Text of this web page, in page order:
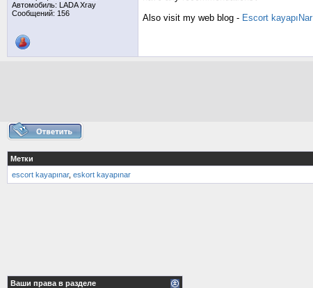
Автомобиль: LADA Xray
Сообщений: 156
Also visit my web blog - Escort kayapıNar
Метки
escort kayapınar, eskort kayapınar
Ваши права в разделе